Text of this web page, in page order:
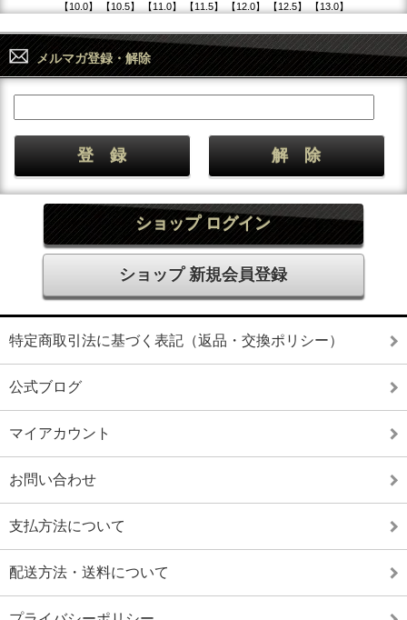
【10.0】 【10.5】 【11.0】 【11.5】 【12.0】 【12.5】 【13.0】
メルマガ登録・解除
ショップ ログイン
ショップ 新規会員登録
特定商取引法に基づく表記（返品・交換ポリシー）
公式ブログ
マイアカウント
お問い合わせ
支払方法について
配送方法・送料について